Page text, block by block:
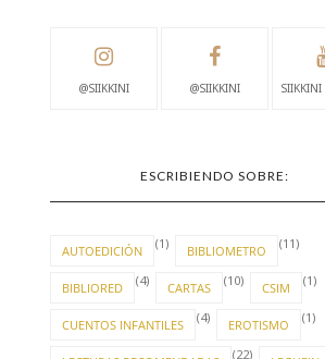
@SIIKKINI @SIIKKINI SIIKKINI
ESCRIBIENDO SOBRE:
AUTOEDICIÓN (1) BIBLIOMETRO (11)
BIBLIORED (4) CARTAS (10) CSIM (1)
CUENTOS INFANTILES (4) EROTISMO (1)
(22)